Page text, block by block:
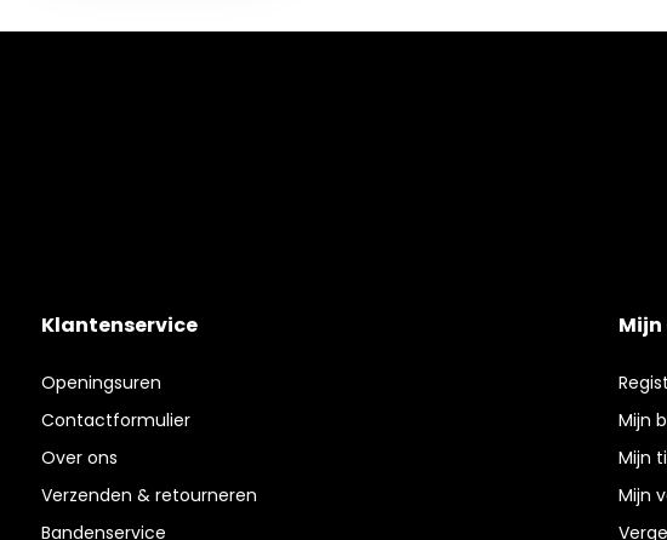
Klantenservice
Openingsuren
Contactformulier
Over ons
Verzenden & retourneren
Bandenservice
Mijn
Mijn
Mijn